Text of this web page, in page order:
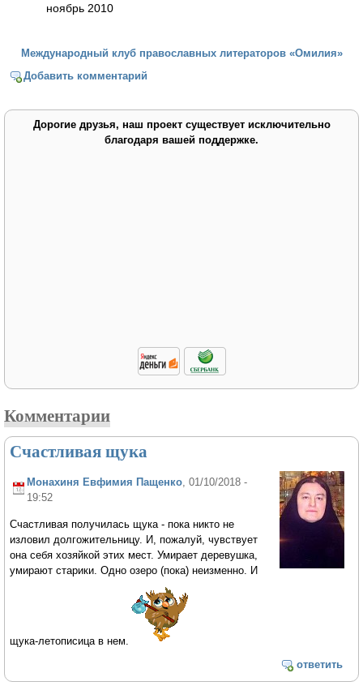
ноябрь 2010
Международный клуб православных литераторов «Омилия»
Добавить комментарий
Дорогие друзья, наш проект существует исключительно
благодаря вашей поддержке.
Комментарии
Счастливая щука
Монахиня Евфимия Пащенко, 01/10/2018 -
19:52
Счастливая получилась щука - пока никто не
изловил долгожительницу. И, пожалуй, чувствует
она себя хозяйкой этих мест. Умирает деревушка,
умирают старики. Одно озеро (пока) неизменно. И
щука-летописица в нем.
ответить